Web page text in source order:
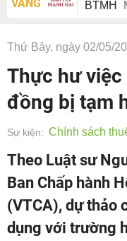
VÀNG
BTMH
Thứ Bảy, ngày 02/05/
Thực hư
đồng bị tạm
Sự kiện: Chính sách
Theo Luật sư
Ban Chấp hành
(VTCA), dự thảo
dụng với trường